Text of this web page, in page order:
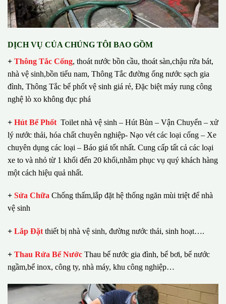
DỊCH VỤ CỦA CHÚNG TÔI BAO GỒM
+ Thông Tắc Cống, thoát nước bồn cầu, thoát sàn,chậu rửa bát,
nhà vệ sinh,bồn tiểu nam, Thông Tắc đường ống nước sạch gia
đình, Thông Tắc bể phốt vệ sinh giá rẻ, Đặc biệt máy rung công
nghệ lò xo không đục phá
+ Hút Bể Phốt Toilet nhà vệ sinh – Hút Bùn – Vận Chuyển – xử
lý nước thải, hóa chất chuyên nghiệp- Nạo vét các loại cống – Xe
chuyên dụng các loại – Báo giá tốt nhất. Cung cấp tất cả các loại
xe to và nhỏ từ 1 khối đến 20 khối,nhằm phục vụ quý khách hàng
một cách hiệu quả nhất.
+ Sửa Chữa Chống thấm,lắp đặt hệ thống ngăn mùi triệt để nhà
vệ sinh
+ Lắp Đặt thiết bị nhà vệ sinh, đường nước thải, sinh hoạt….
+ Thau Rửa Bể Nước Thau bể nước gia đình, bể bơi, bể nước
ngầm,bể inox, công ty, nhà máy, khu công nghiệp…